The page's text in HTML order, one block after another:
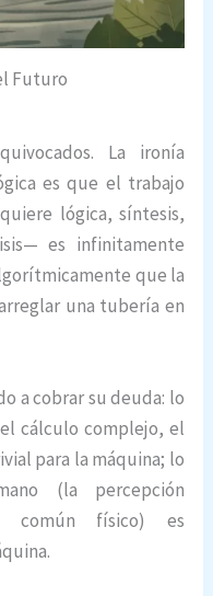
Futuro
La ironía
es que el trabajo
lógica, síntesis,
es infinitamente
que la
una tubería en
a cobrar su deuda: lo
cálculo complejo, el
para la máquina; lo
(la percepción
común físico) es